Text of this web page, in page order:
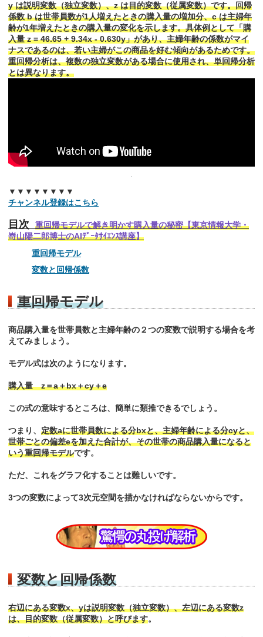
y は説明変数（独立変数）、z は目的変数（従属変数）です。回帰
係数 b は世帯員数が1人増えたときの購入量の増加分、c は主婦年
齢が1年増えたときの購入量の変化を示します。具体例として「購
入量 z = 46.65 + 9.34x - 0.630y」があり、主婦年齢の係数がマイ
ナスであるのは、若い主婦がこの商品を好む傾向があるためです。
重回帰分析は、複数の独立変数がある場合に使用され、単回帰分析
とは異なります。
▼▼▼▼▼▼▼▼
チャンネル登録はこちら
目次
重回帰モデルで解き明かす購入量の秘密【東京情報大学・
嵜山陽二郎博士のAIﾃﾞｰﾀｻｲｴﾝｽ講座】
重回帰モデル
変数と回帰係数
重回帰モデル
商品購入量を世帯員数と主婦年齢の２つの変数で説明する場合を考
えてみましょう。
モデル式は次のようになります。
購入量 z＝a＋bx＋cy＋e
この式の意味するところは、簡単に類推できるでしょう。
つまり、 定数aに世帯員数による分bxと、主婦年齢による分cyと、
世帯ごとの偏差eを加えた合計が、その世帯の商品購入量になると
いう重回帰モデルです。
ただ、これをグラフ化することは難しいです。
3つの変数によって3次元空間を描かなければならないからです。
変数と回帰係数
右辺にある変数x、yは説明変数（独立変数）、左辺にある変数z
は、目的変数（従属変数）と呼びます。